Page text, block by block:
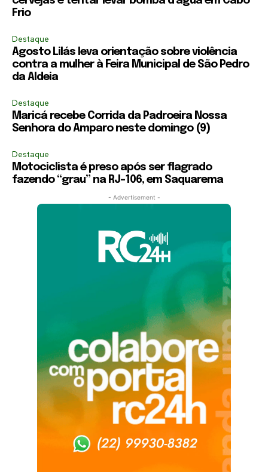
Frio
Destaque
Agosto Lilás leva orientação sobre violência
contra a mulher à Feira Municipal de São Pedro
da Aldeia
Destaque
Maricá recebe Corrida da Padroeira Nossa
Senhora do Amparo neste domingo (9)
Destaque
Motociclista é preso após ser flagrado
fazendo “grau” na RJ-106, em Saquarema
- Advertisement -